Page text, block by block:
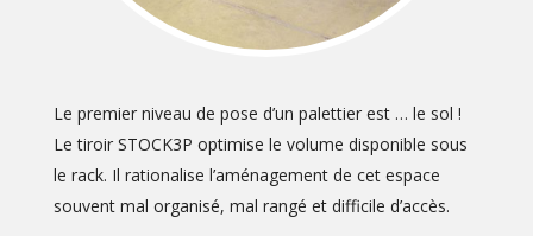
Le premier niveau de pose d’un palettier est … le sol !
Le tiroir STOCK3P optimise le volume disponible sous
le rack. Il rationalise l’aménagement de cet espace
souvent mal organisé, mal rangé et difficile d’accès.